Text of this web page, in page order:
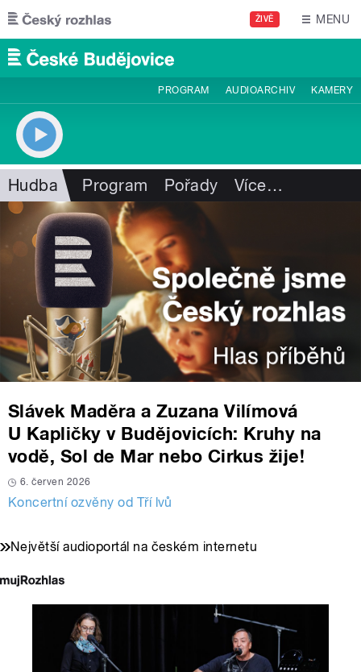
Přejít k hlavnímu obsahu
ŽIVĚ MENU
PROGRAM AUDIOARCHIV KAMERY
Hudba Program Pořady Více…
Slávek Maděra a Zuzana Vilímová
U Kapličky v Budějovicích: Kruhy na
vodě, Sol de Mar nebo Cirkus žije!
6. červen 2026
Koncertní ozvěny od Tří lvů
Největší audioportál na českém internetu